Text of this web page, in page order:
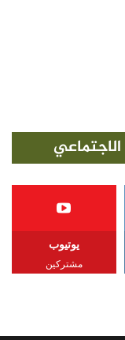
يوتيوب
مشتركين